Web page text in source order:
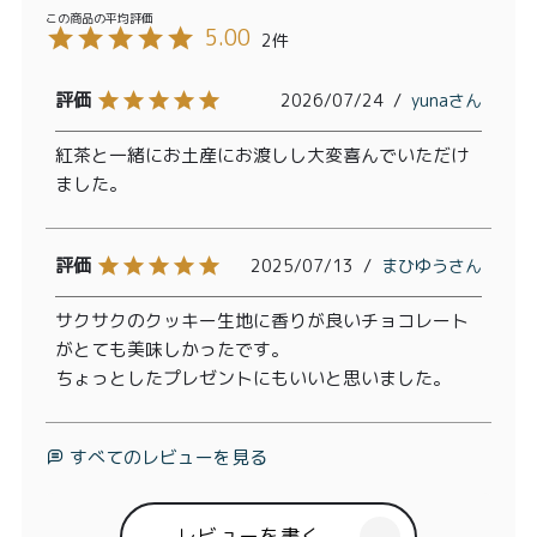
5.00 2
yuna
2026/07/24
紅茶と一緒にお土産にお渡しし大変喜んでいただけ
ました。
まひゆう
2025/07/13
サクサクのクッキー生地に香りが良いチョコレート
がとても美味しかったです。
ちょっとしたプレゼントにもいいと思いました。
すべてのレビューを見る